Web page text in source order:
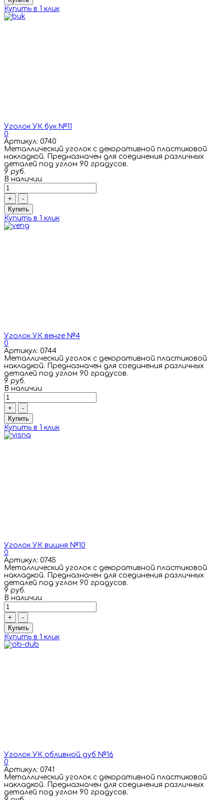
Купить в 1 клик
Уголок УК бук №11
0
Артикул: 0740
Металлический уголок с декоративной пластиковой
накладкой. Предназначен для соединения различных
деталей под углом 90 градусов.
9 руб.
В наличии
+
-
Купить
Купить в 1 клик
Уголок УК венге №4
0
Артикул: 0744
Металлический уголок с декоративной пластиковой
накладкой. Предназначен для соединения различных
деталей под углом 90 градусов.
9 руб.
В наличии
+
-
Купить
Купить в 1 клик
Уголок УК вишня №10
0
Артикул: 0745
Металлический уголок с декоративной пластиковой
накладкой. Предназначен для соединения различных
деталей под углом 90 градусов.
9 руб.
В наличии
+
-
Купить
Купить в 1 клик
Уголок УК обливной дуб №16
0
Артикул: 0741
Металлический уголок с декоративной пластиковой
накладкой. Предназначен для соединения различных
деталей под углом 90 градусов.